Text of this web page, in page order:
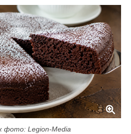
фото: Legion-Media